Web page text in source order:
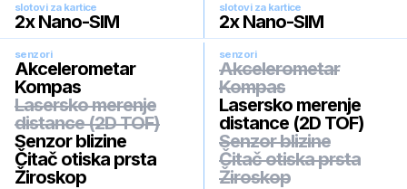
slotovi za kartice
2x Nano-SIM
slotovi za kartice
2x Nano-SIM
senzori
Akcelerometar
Kompas
Lasersko merenje
distance (2D TOF)
Senzor blizine
Čitač otiska prsta
Žiroskop
senzori
Akcelerometar
Kompas
Lasersko merenje
distance (2D TOF)
Senzor blizine
Čitač otiska prsta
Žiroskop